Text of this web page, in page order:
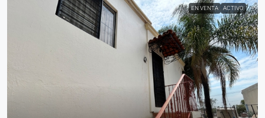
EN VENTA ACTIVO